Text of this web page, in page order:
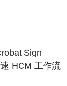
Sign
HCM 工作流